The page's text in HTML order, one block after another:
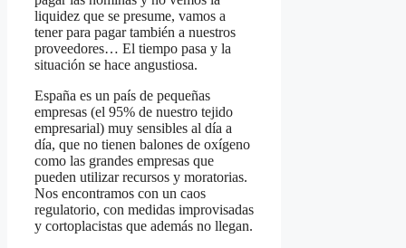
liquidez que se presume, vamos a
tener para pagar también a nuestros
proveedores… El tiempo pasa y la
situación se hace angustiosa.
España es un país de pequeñas
empresas (el 95% de nuestro tejido
empresarial) muy sensibles al día a
día, que no tienen balones de oxígeno
como las grandes empresas que
pueden utilizar recursos y moratorias.
Nos encontramos con un caos
regulatorio, con medidas improvisadas
y cortoplacistas que además no llegan.